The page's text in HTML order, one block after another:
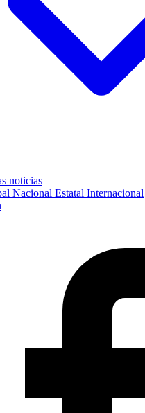
noticias
Nacional Estatal Internacional